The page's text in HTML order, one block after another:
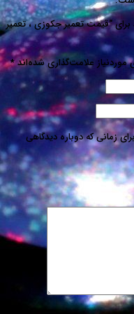
جکوزی ، تعمیر
شده‌اند*
دیدگاهی